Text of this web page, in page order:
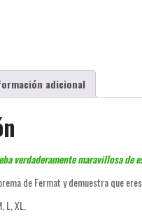
adicional
verdaderamente maravillosa
de Fermat y demuestra que
XL.